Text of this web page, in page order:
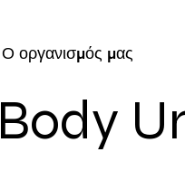
Ο οργανισμός μας
Body